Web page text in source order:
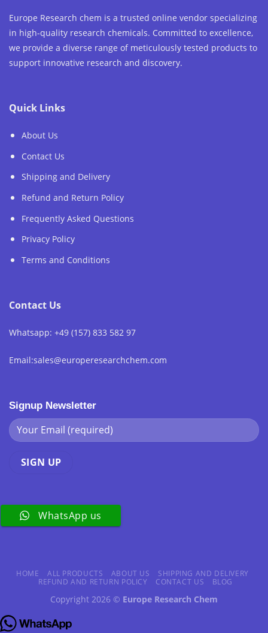
Europe Research chem is a trusted online vendor specializing
in high-quality research chemicals. Committed to excellence,
we provide a diverse range of meticulously tested products to
support innovative research and discovery.
Quick Links
About Us
Contact Us
Shipping and Delivery
Refund and Return Policy
Frequently Asked Questions
Privacy Policy
Terms and Conditions
Contact Us
Whatsapp: +49 (157) 833 582 97
Email:sales@europeresearchchem.com
Signup Newsletter
HOME ALL PRODUCTS ABOUT US
SHIPPING AND DELIVERY
REFUND AND RETURN POLICY
CONTACT US BLOG
Copyright 2026 © Europe Research Chem
WhatsApp us